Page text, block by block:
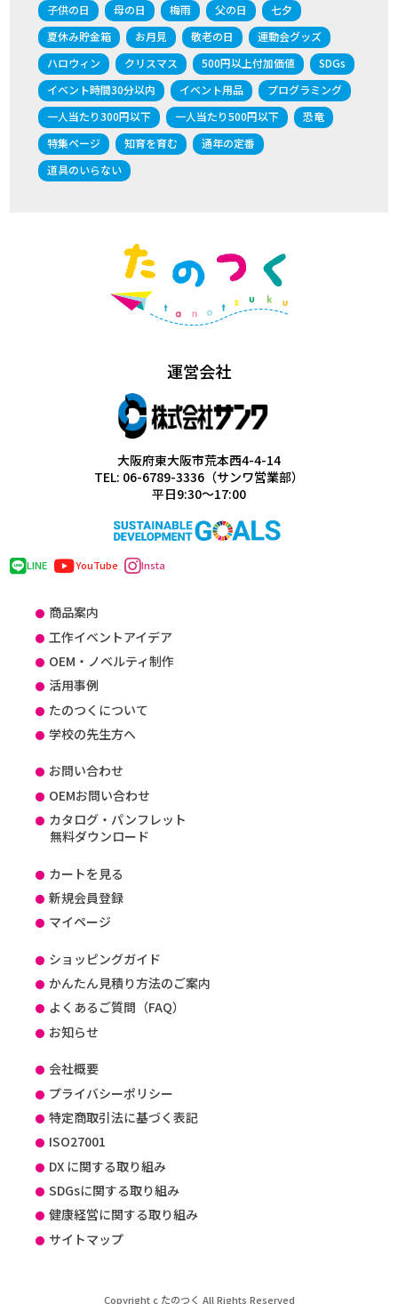
子供の日
母の日 梅雨 父の日
七夕
夏休み貯金箱
お月見 敬老の日
運動会グッズ
ハロウィン
クリスマス 500円以上付加価値
SDGs
イベント時間30分以内
イベント用品
プログラミング
一人当たり300円以下
一人当たり500円以下
恐竜
特集ページ
知育を育む
通年の定番
道具のいらない
運営会社
大阪府東大阪市荒本西4-4-14
TEL: 06-6789-3336（サンワ営業部）
平日9:30～17:00
LINE YouTube Insta
商品案内
工作イベントアイデア
OEM・ノベルティ制作
活用事例
たのつくについて
学校の先生方へ
お問い合わせ
OEMお問い合わせ
カタログ・パンフレット
無料ダウンロード
カートを見る
新規会員登録
マイページ
ショッピングガイド
かんたん見積り方法のご案内
よくあるご質問（FAQ）
お知らせ
会社概要
プライバシーポリシー
特定商取引法に基づく表記
ISO27001
DX に関する取り組み
SDGsに関する取り組み
健康経営に関する取り組み
サイトマップ
Copyright c たのつく All Rights Reserved